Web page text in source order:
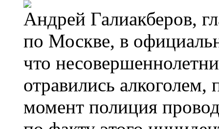
Андрей Галиакберов,
по Москве, в
что
отравились
момент полиция